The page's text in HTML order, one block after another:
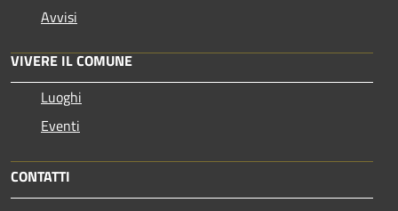
Avvisi
VIVERE IL COMUNE
Luoghi
Eventi
CONTATTI